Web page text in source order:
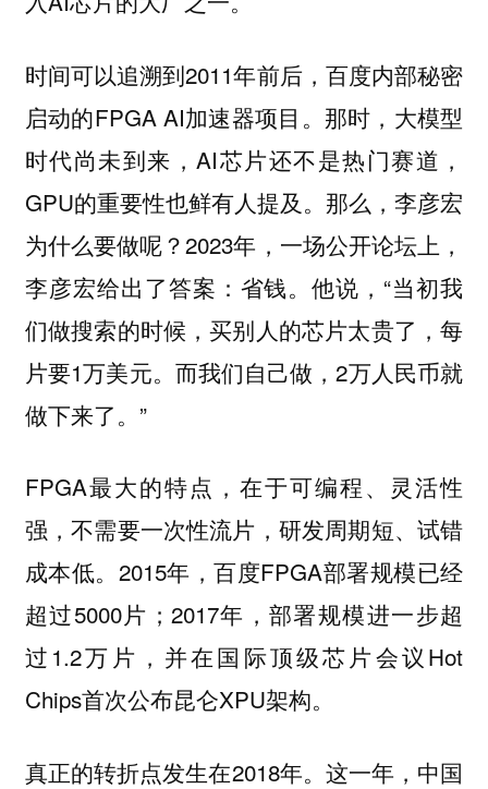
时间可以追溯到2011年前后，百度内部秘密
启动的FPGA AI加速器项目。那时，大模型
时代尚未到来，AI芯片还不是热门赛道，
GPU的重要性也鲜有人提及。那么，李彦宏
为什么要做呢？2023年，一场公开论坛上，
李彦宏给出了答案：省钱。他说，“当初我
们做搜索的时候，买别人的芯片太贵了，每
片要1万美元。而我们自己做，2万人民币就
做下来了。”
FPGA最大的特点，在于可编程、灵活性
强，不需要一次性流片，研发周期短、试错
成本低。2015年，百度FPGA部署规模已经
超过5000片；2017年，部署规模进一步超
过1.2万片，并在国际顶级芯片会议Hot
Chips首次公布昆仑XPU架构。
真正的转折点发生在2018年。这一年，中国